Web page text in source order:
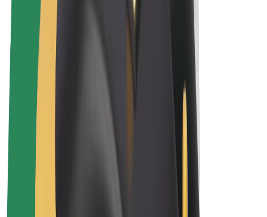
Bolt Food
Bolt Drive
Zarađuj uz Bolt
Zarada dostavljača